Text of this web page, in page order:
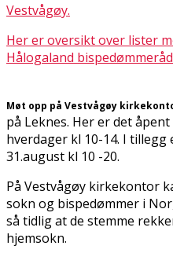
Vestvågøy.
Her er oversikt over lister
Hålogaland
Møt opp på Vestvågøy
på Leknes. Her er det
hverdager kl 10-14. I
31.august kl 10 -20.
På Vestvågøy kirkekontor
sokn og bispedømmer i
så tidlig at de stemme
hjemsokn.